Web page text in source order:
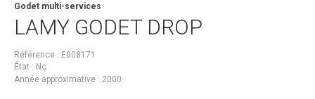
LAMY GODET DROP
Godet multi-services
Référence
E008171
État
Nc
Année approximative
2000